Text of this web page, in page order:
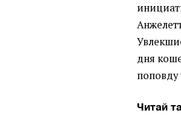
дня
поповду
Читай